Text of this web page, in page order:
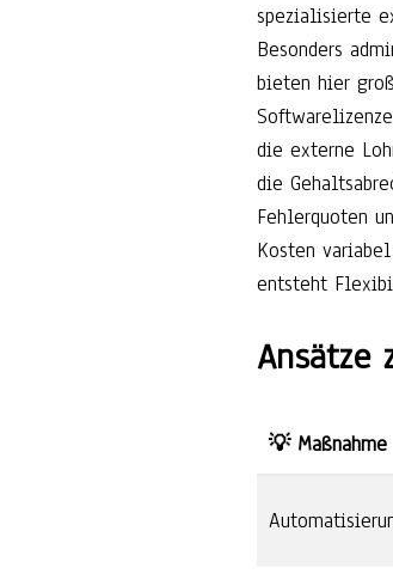
spezialisierte
Besonders
bieten hier
die externe
die
Fehlerquoten
Kosten
entsteht
Ansätze
💡 Maßnahme